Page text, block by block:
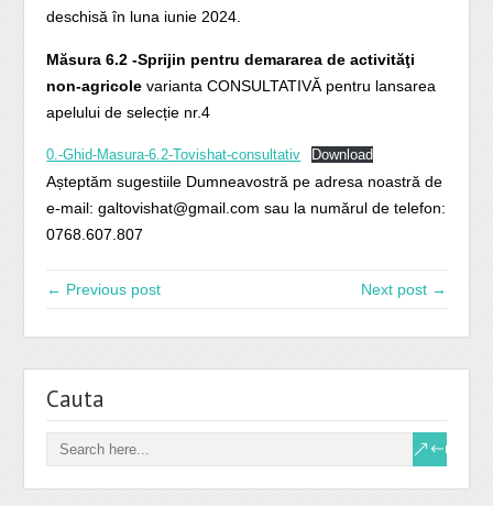
deschisă în luna iunie 2024.
Măsura 6.2 -Sprijin pentru demararea de activităţi
non-agricole varianta CONSULTATIVĂ pentru lansarea
apelului de selecție nr.4
0.-Ghid-Masura-6.2-Tovishat-consultativ Download
Așteptăm sugestiile Dumneavostră pe adresa noastră de
e-mail: galtovishat@gmail.com sau la numărul de telefon:
0768.607.807
← Previous post Next post →
Cauta